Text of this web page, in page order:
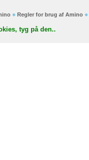
Regler for brug af Amino
tyg på den..